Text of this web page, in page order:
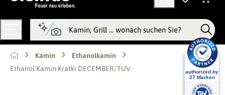
Kamin
Ethanolkamin
Ethanol Kamin Kratki DECEMBER/TUV